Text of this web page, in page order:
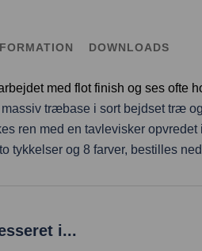
DOWNLOADS
med flot finish og ses ofte
træbase i sort bejdset træ
ren med en tavlevisker opvredet
tykkelser og 8 farver, bestilles
i...